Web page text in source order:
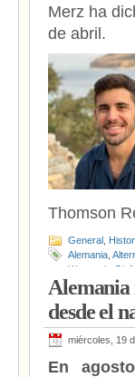
Merz ha
de abril.
Thomson
General
Alemania
Wowereit
Alemania
desde el
miércoles, 19
En